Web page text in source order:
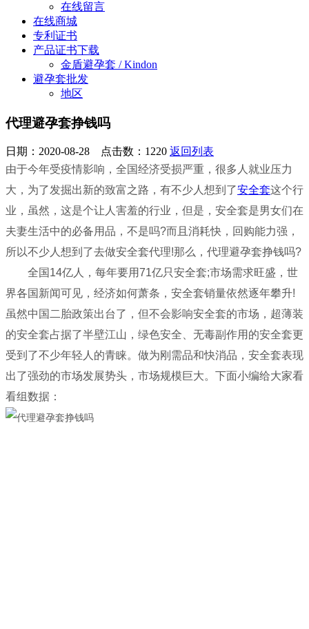
在线留言
在线商城
专利证书
产品证书下载
金盾避孕套 / Kindon
避孕套批发
地区
代理避孕套挣钱吗
日期：2020-08-28 点击数： 1220 返回列表
由于今年受疫情影响，全国经济受损严重，很多人就业压力
大，为了发掘出新的致富之路，有不少人想到了安全套这个行
业，虽然，这是个让人害羞的行业，但是，安全套是男女们在
夫妻生活中的必备用品，不是吗?而且消耗快，回购能力强，
所以不少人想到了去做安全套代理!那么，代理避孕套挣钱吗?
全国14亿人，每年要用71亿只安全套;市场需求旺盛，世
界各国新闻可见，经济如何萧条，安全套销量依然逐年攀升!
虽然中国二胎政策出台了，但不会影响安全套的市场，超薄装
的安全套占据了半壁江山，绿色安全、无毒副作用的安全套更
受到了不少年轻人的青睐。做为刚需品和快消品，安全套表现
出了强劲的市场发展势头，市场规模巨大。下面小编给大家看
看组数据：